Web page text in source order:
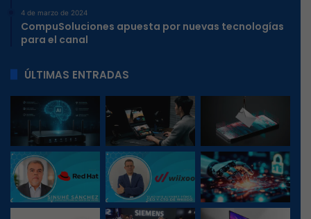
4 de marzo de 2024
CompuSoluciones apuesta por nuevas tecnologías
para el canal
ÚLTIMAS ENTRADAS